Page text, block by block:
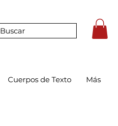
Buscar
Cuerpos de Texto Más